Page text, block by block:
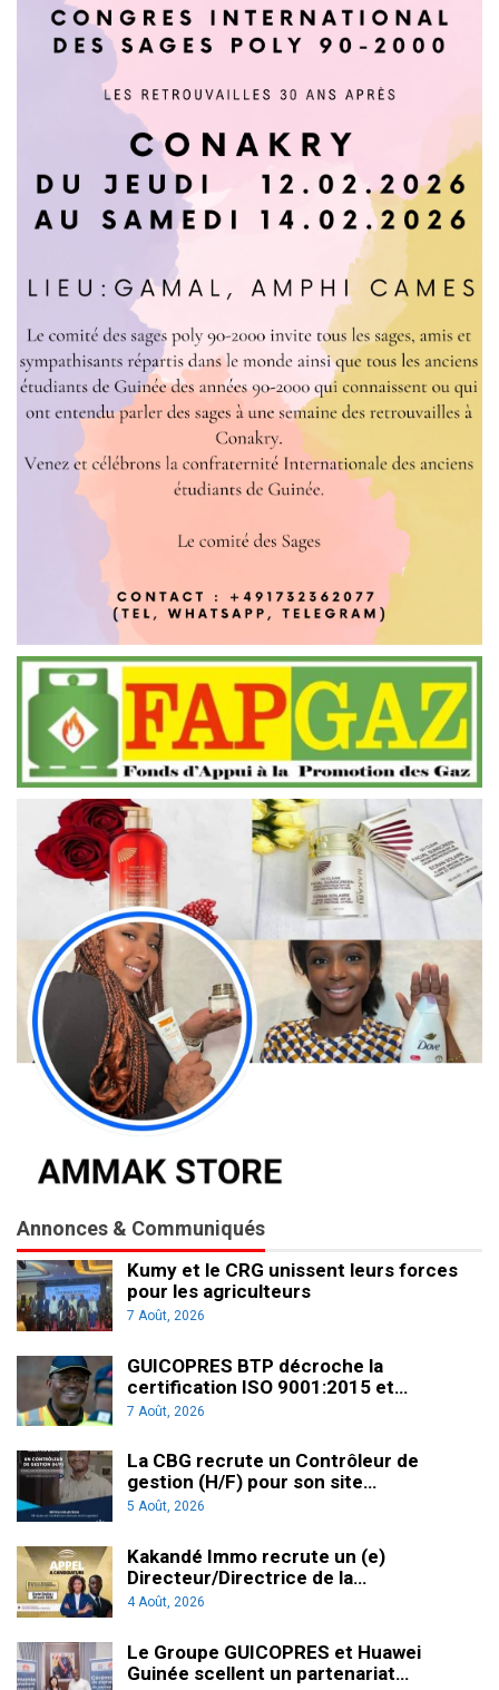
Annonces & Communiqués
Kumy et le CRG unissent leurs forces
pour les agriculteurs
7 Août, 2026
GUICOPRES BTP décroche la
certification ISO 9001:2015 et…
7 Août, 2026
La CBG recrute un Contrôleur de
gestion (H/F) pour son site…
5 Août, 2026
Kakandé Immo recrute un (e)
Directeur/Directrice de la…
4 Août, 2026
Le Groupe GUICOPRES et Huawei
Guinée scellent un partenariat…